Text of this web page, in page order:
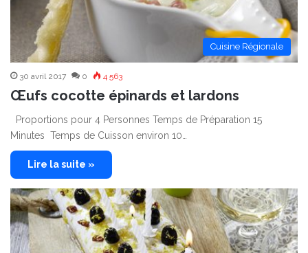
Cuisine Régionale
30 avril 2017 0 4 563
Œufs cocotte épinards et lardons
Proportions pour 4 Personnes Temps de Préparation 15
Minutes Temps de Cuisson environ 10…
Lire la suite »